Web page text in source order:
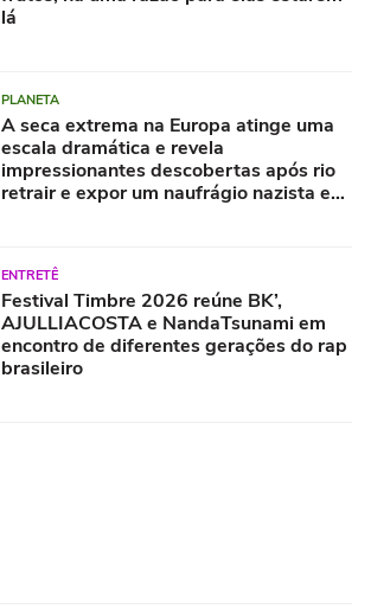
lá
PLANETA
A seca extrema na Europa atinge uma
escala dramática e revela
impressionantes descobertas após rio
retrair e expor um naufrágio nazista e
ENTRETÊ
Festival Timbre 2026 reúne BK’,
AJULLIACOSTA e NandaTsunami em
encontro de diferentes gerações do rap
brasileiro